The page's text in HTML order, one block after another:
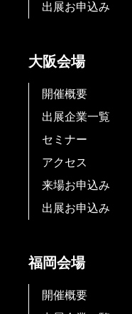
出展お申込み
大阪会場
開催概要
出展企業一覧
セミナー
アクセス
来場お申込み
出展お申込み
福岡会場
開催概要